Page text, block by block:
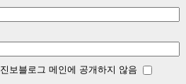
진보블로그 메인에 공개하지 않음